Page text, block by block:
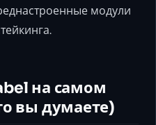
модули
на самом
вы думаете)